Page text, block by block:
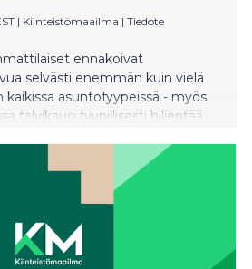
| Kiinteistömaailma | Tiedote
ennakoivat
selvästi enemmän kuin vielä
kaikissa asuntotyypeissä - myös
talvikausi tyypillisesti hiljentää
eri tavoin. ”Pieniä
monin paikoin runsaasti tarjolla,
nähdä vielä aineksia, ennen
uudehkojen omakotitalojen
nousupaineita omalla